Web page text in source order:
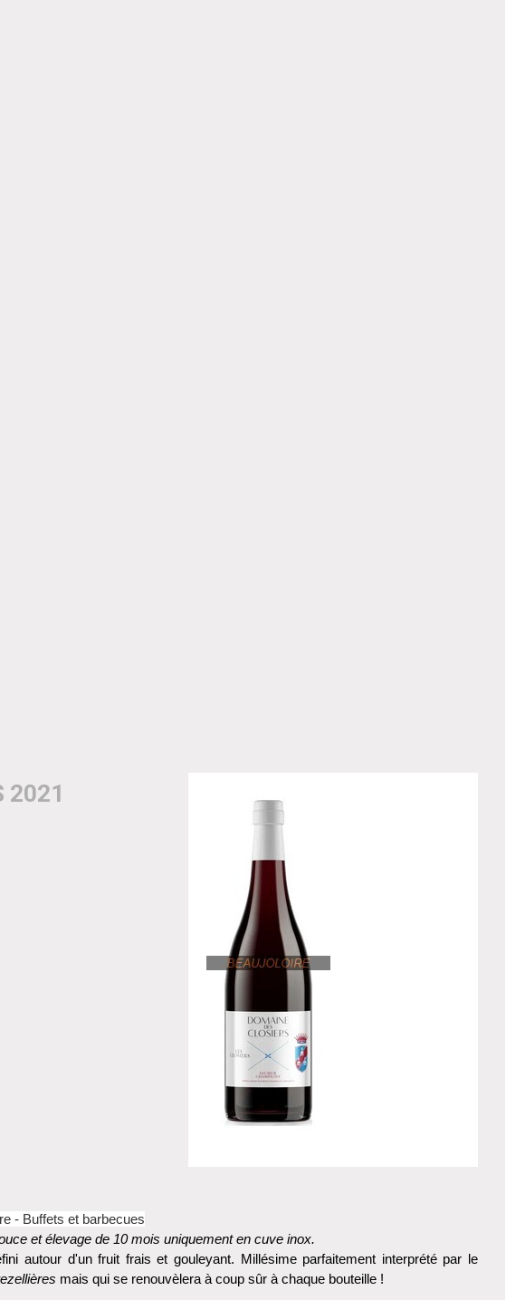
2021
- Buffets et barbecues
et élevage de 10 mois uniquement en cuve inox.
autour d'un fruit frais et gouleyant. Millésime parfaitement interprété par le
mais qui se renouvèlera à coup sûr à chaque bouteille !